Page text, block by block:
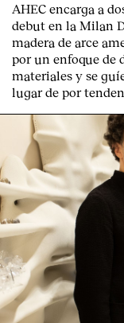
AHEC encarga a
debut en la Milan
madera de arce
por un enfoque de
materiales y se
lugar de por